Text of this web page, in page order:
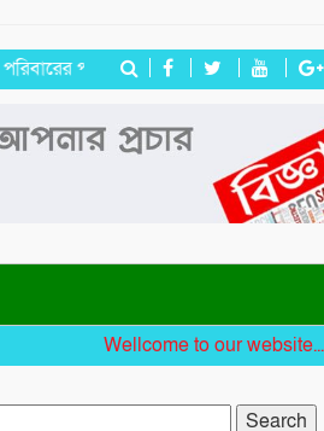
পাশে হিন্দু বৌদ্ধ খ্রিস্টান ঐক্য পরিষদ ও
Wellcome to our website...